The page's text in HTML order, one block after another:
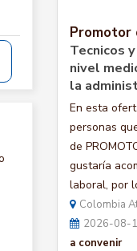
Promotor
Tecnicos
nivel
la
En esta
personas
de
gustaría
laboral, por
Colombia
2026-08-
a convenir